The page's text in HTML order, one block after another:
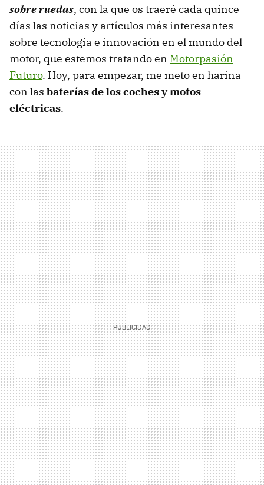
sobre ruedas, con la que os traeré cada quince
días las noticias y artículos más interesantes
sobre tecnología e innovación en el mundo del
motor, que estemos tratando en Motorpasión
Futuro. Hoy, para empezar, me meto en harina
con las baterías de los coches y motos
eléctricas.